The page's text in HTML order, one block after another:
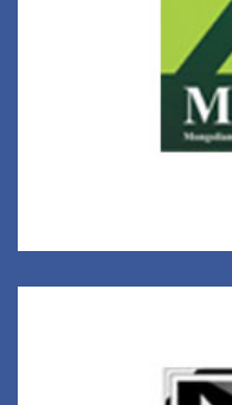
Монголиан
M.U.D ХХК